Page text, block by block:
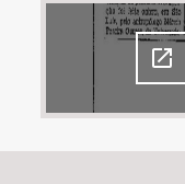
Povo Indígena